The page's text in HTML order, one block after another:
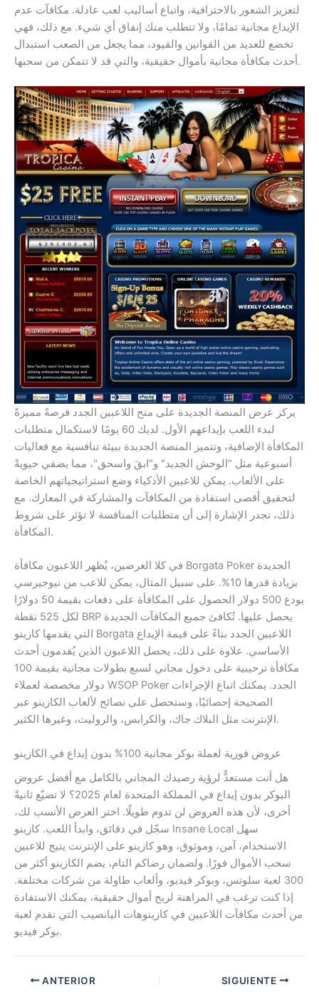
لتعزيز الشعور بالاحترافية، واتباع أساليب لعب عادلة. مكافآت عدم
الإيداع مجانية تمامًا، ولا تتطلب منك إنفاق أي شيء. مع ذلك، فهي
تخضع للعديد من القوانين والقيود، مما يجعل من الصعب استبدال
أحدث مكافأة مجانية بأموال حقيقية، والتي قد لا تتمكن من سحبها.
يركز عرض المنصة الجديدة على منح اللاعبين الجدد فرصةً مميزةً
لبدء اللعب بإيداعهم الأول. لديك 60 يومًا لاستكمال متطلبات
المكافأة الإضافية، وتتميز المنصة الجديدة ببيئة تنافسية مع فعاليات
أسبوعية مثل "الوحش الجديد" و"ابقَ واسحق"، مما يضفي حيويةً
على الألعاب. يمكن للاعبين الأذكياء وضع استراتيجياتهم الخاصة
لتحقيق أقصى استفادة من المكافآت والمشاركة في المعارك. مع
ذلك، تجدر الإشارة إلى أن متطلبات المنافسة لا تؤثر على شروط
المكافأة.
في كلا العرضين، يُظهر اللاعبون مكافأة Borgata Poker الجديدة
بزيادة قدرها 10%. على سبيل المثال، يمكن للاعب من نيوجيرسي
يودع 500 دولار الحصول على المكافأة على دفعات بقيمة 50 دولارًا
لكل 525 نقطة BRP يحصل عليها. تُكافئ جميع المكافآت الجديدة
التي يقدمها كازينو Borgata اللاعبين الجدد بناءً على قيمة الإيداع
الأساسي. علاوة على ذلك، يحصل اللاعبون الذين يُقدمون أحدث
مكافأة ترحيبية على دخول مجاني لسبع بطولات مجانية بقيمة 100
دولار مخصصة لعملاء WSOP Poker الجدد. يمكنك اتباع الإجراءات
الصحيحة إحصائيًا، وستحصل على نصائح لألعاب الكازينو عبر
الإنترنت مثل البلاك جاك، والكرابس، والروليت، وغيرها الكثير.
عروض فورية لعملة بوكر مجانية 100% بدون إيداع في الكازينو
هل أنت مستعدٌّ لرؤية رصيدك المجاني بالكامل مع أفضل عروض
البوكر بدون إيداع في المملكة المتحدة لعام 2025؟ لا تضيّع ثانيةً
أخرى، لأن هذه العروض لن تدوم طويلًا. اختر العرض الأنسب لك،
سجّل في دقائق، وابدأ اللعب. كازينو Insane Local سهل
الاستخدام، آمن، وموثوق، وهو كازينو على الإنترنت يتيح للاعبين
سحب الأموال فورًا. ولضمان رضاكم التام، يضم الكازينو أكثر من
300 لعبة سلوتس، وبوكر فيديو، وألعاب طاولة من شركات مختلفة.
إذا كنت ترغب في المراهنة لربح أموال حقيقية، يمكنك الاستفادة
من أحدث مكافآت اللاعبين في كازينوهات اليانصيب التي تقدم لعبة
بوكر فيديو.
ANTERIOR SIGUIENTE